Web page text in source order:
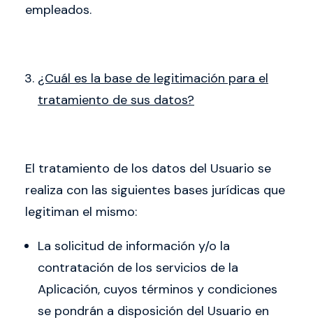
empleados.
¿Cuál es la base de legitimación para el
tratamiento de sus datos?
El tratamiento de los datos del Usuario se
realiza con las siguientes bases jurídicas que
legitiman el mismo:
La solicitud de información y/o la
contratación de los servicios de la
Aplicación, cuyos términos y condiciones
se pondrán a disposición del Usuario en